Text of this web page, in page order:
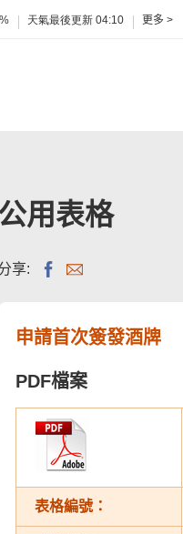
天氣最後更新 04:10 更多 >
用表格
享:
申請首次簽發酒牌
PDF檔案
表格編號：